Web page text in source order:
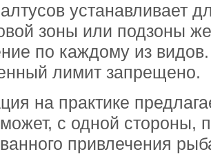
устанавливает
зоны или подзоны
по каждому из
лимит запрещено.
на практике
с одной стороны,
привлечения